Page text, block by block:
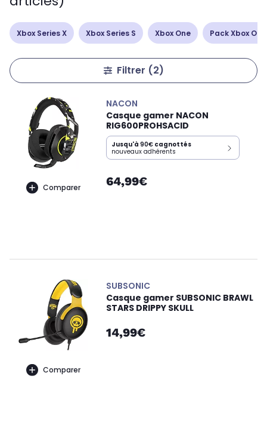
Xbox Series X Xbox Series S Xbox One Pack Xbox One
Filtrer (2)
Comparer
NACON
Casque gamer NACON
RIG600PROHSACID
Jusqu'à 90€ cagnottés
nouveaux adhérents
64,99€
Comparer
SUBSONIC
Casque gamer SUBSONIC BRAWL
STARS DRIPPY SKULL
14,99€